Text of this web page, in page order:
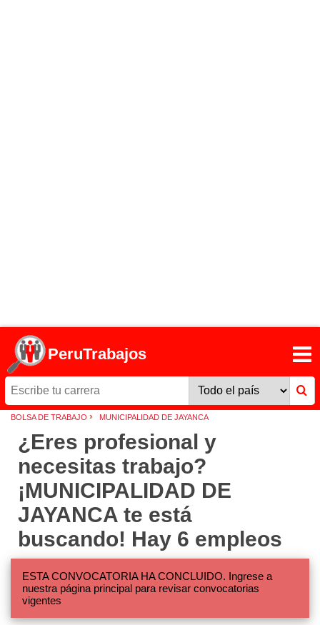
PeruTrabajos
BOLSA DE TRABAJO › MUNICIPALIDAD DE JAYANCA
¿Eres profesional y
necesitas trabajo?
¡MUNICIPALIDAD DE
JAYANCA te está
buscando! Hay 6 empleos
ESTA CONVOCATORIA HA CONCLUIDO. Ingrese a
nuestra página principal para revisar convocatorias
vigentes